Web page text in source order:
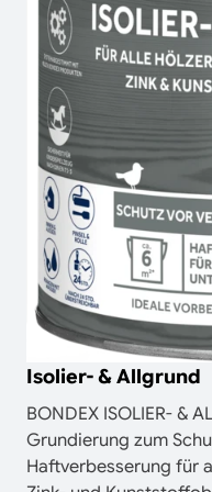
Isolier- & Allgrund
BONDEX ISOLIER- &
Grundierung zum
Haftverbesserung für